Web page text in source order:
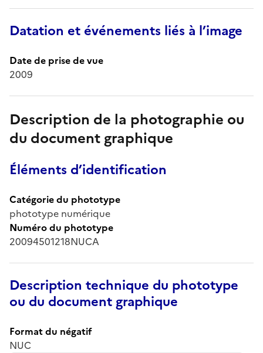
Datation et événements liés à l’image
Date de prise de vue
2009
Description de la photographie ou
du document graphique
Éléments d’identification
Catégorie du phototype
phototype numérique
Numéro du phototype
20094501218NUCA
Description technique du phototype
ou du document graphique
Format du négatif
NUC